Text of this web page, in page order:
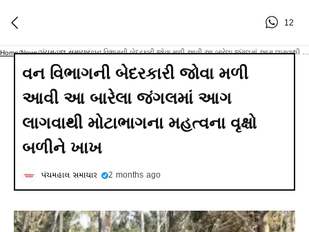
12
Home/News/પંચમહાલ સમાચાર/
વન વિભાગની બેદરકારી જોવા મળી
આવી આ બારેલા જંગલમાં આગ
લાગવાથી મોટાભાગના મહત્વના વૃક્ષો
બળીને ખાખ
પંચમહાલ સમાચાર 2 months ago